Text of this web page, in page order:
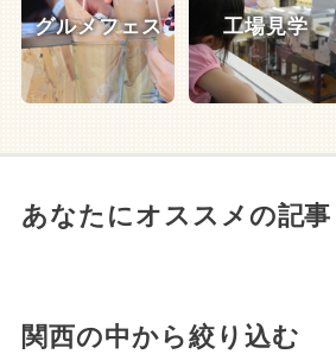
グルメフェス 工場見学
あなたにオススメの記事
関西の中から絞り込む